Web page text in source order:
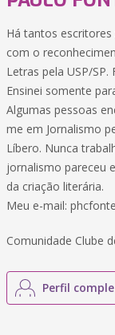
Há tantos
com o
Letras pela USP/
Ensinei somente
Algumas pessoas
me em Jornalismo
Líbero. Nunca
jornalismo pareceu
da criação literária.
Meu e-mail:
Comunidade Clube
Perfil